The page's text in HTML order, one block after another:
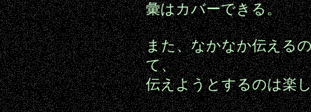
彙はカバーできる。
また、なかなか伝える
て、
伝えようとするのは楽